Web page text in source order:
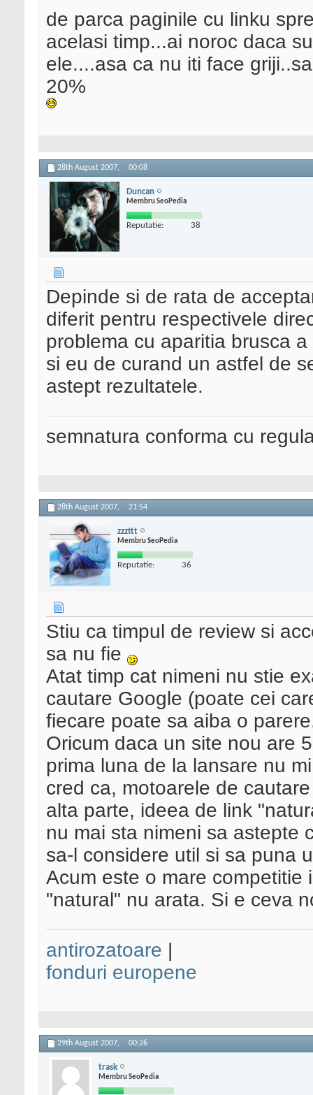
de parca paginile cu linku
acelasi timp...ai noroc daca
ele....asa ca nu iti face
20%
28th August 2007, 00:08
Duncan
Membru SeoPedia
Reputatie: 38
Depinde si de rata de
diferit pentru respectivele
problema cu aparitia brusca
si eu de curand un astfel de
astept rezultatele.
semnatura conforma cu
28th August 2007, 21:54
zzzttt
Membru SeoPedia
Reputatie: 36
Stiu ca timpul de review si
sa nu fie
Atat timp cat nimeni nu stie
cautare Google (poate cei
fiecare poate sa aiba o
Oricum daca un site nou are
prima luna de la lansare nu
cred ca, motoarele de
alta parte, ideea de link
nu mai sta nimeni sa astepte
sa-l considere util si sa puna
Acum este o mare
"natural" nu arata. Si e ceva
antirozatoare
fonduri europene
29th August 2007, 00:26
trask
Membru SeoPedia